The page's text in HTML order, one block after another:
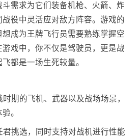
需求为它们装备机枪、火箭、炸
役中灵活应对敌方阵容。游戏的
成为王牌飞行员需要熟练掌握空
戏中，你不仅是驾驶员，更是战
都是一场生死较量。
期的飞机、武器以及战场场景，
。
君挑选，同时支持对战机进行性能